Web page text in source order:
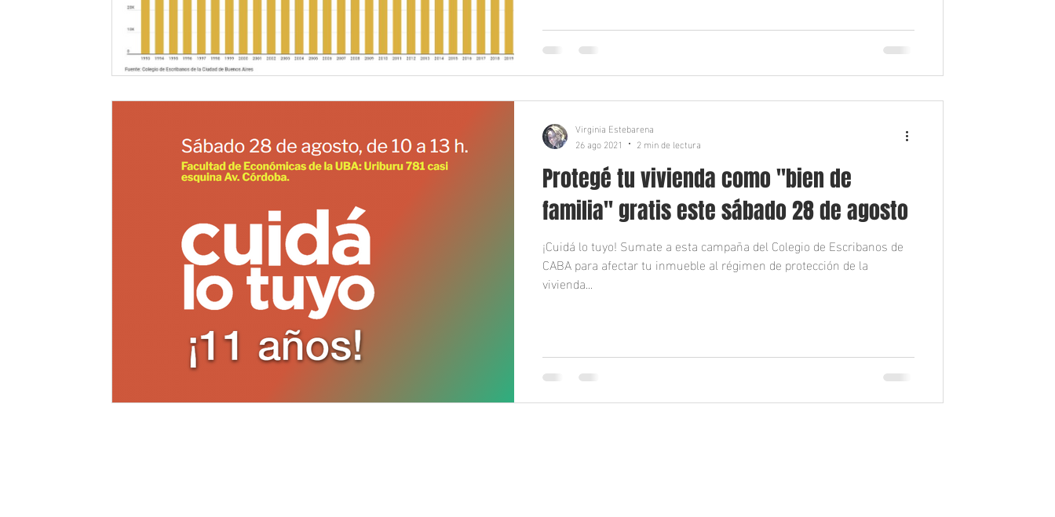
Protegé tu vivienda como "bien de
familia" gratis este sábado 28 de agosto
¡Cuidá lo tuyo! Sumate a esta campaña del Colegio de Escribanos de
CABA para afectar tu inmueble al régimen de protección de la
vivienda...
Virginia Estebarena
26 ago 2021
2 min de lectura